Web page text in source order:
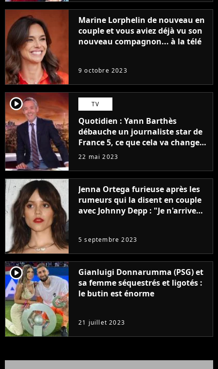
Marine Lorphelin de nouveau en
couple et vous aviez déjà vu son
nouveau compagnon... à la télé
9 octobre 2023
player2 TV
Quotidien : Yann Barthès
débauche un journaliste star de
France 5, ce que cela va changer
à la rentrée
22 mai 2023
Jenna Ortega furieuse après les
rumeurs qui la disent en couple
avec Johnny Depp : "Je n'arrive
5 septembre 2023
player2
Gianluigi Donnarumma (PSG) et
sa femme séquestrés et ligotés :
le butin est énorme
21 juillet 2023